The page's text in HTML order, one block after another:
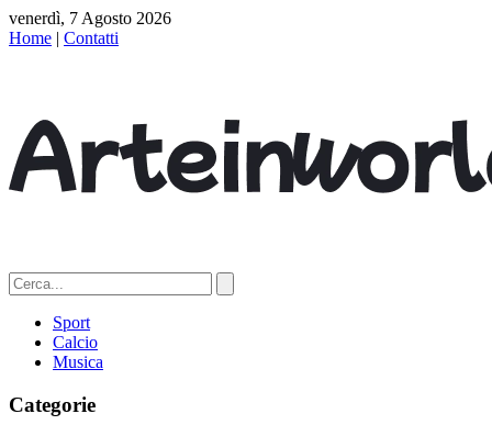
venerdì, 7 Agosto 2026
Home | Contatti
Sport
Calcio
Musica
Categorie